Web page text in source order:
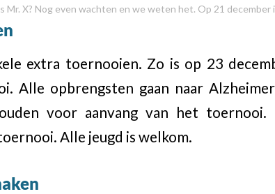
Mr. X? Nog even wachten en we weten het. Op 21 december
extra toernooien. Zo is op 23
Alle opbrengsten gaan naar
voor aanvang van het
Alle jeugd is welkom.